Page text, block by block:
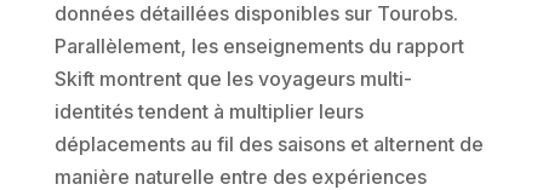
données détaillées disponibles sur Tourobs.
Parallèlement, les enseignements du rapport
Skift montrent que les voyageurs multi-
identités tendent à multiplier leurs
déplacements au fil des saisons et alternent de
manière naturelle entre des expériences